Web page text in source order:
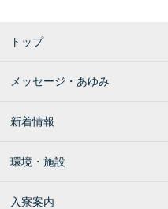
トップ
メッセージ・あゆみ
新着情報
環境・施設
入寮案内